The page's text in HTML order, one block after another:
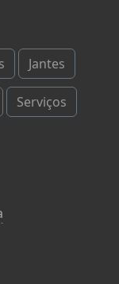
Jantes
Serviços